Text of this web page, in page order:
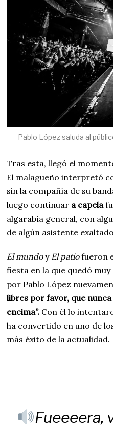
Pablo López saluda al
Tras esta, llegó el
El malagueño interpretó
sin la compañía de su
luego continuar a capela
algarabía general, con
de algún asistente
El mundoy El patiofueron
fiesta en la que quedó
por Pablo López
libres por favor, que
encima”. Con él lo
ha convertido en uno de
más éxito de la actualidad.
Fueeeera,